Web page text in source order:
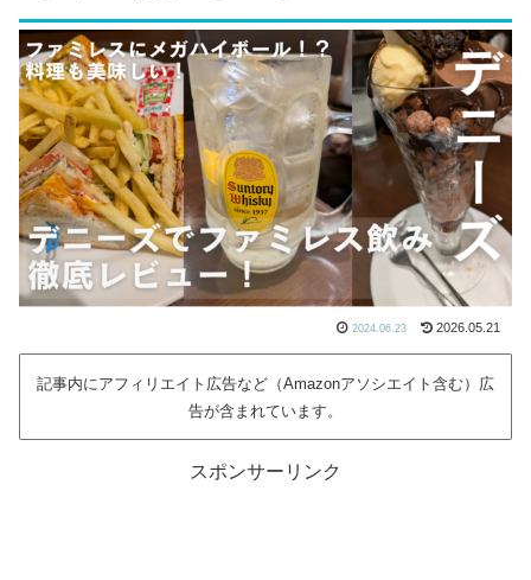
2024.06.23 2026.05.21
記事内にアフィリエイト広告など（Amazonアソシエイト含む）広
告が含まれています。
スポンサーリンク